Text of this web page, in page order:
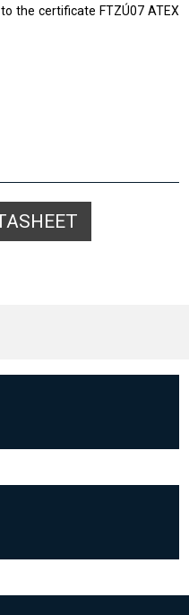
the certificate FTZÚ07 ATEX